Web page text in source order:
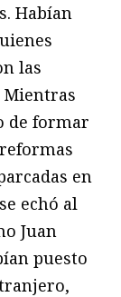
Habían
las
Mientras
de formar
en
echó al
Juan
puesto